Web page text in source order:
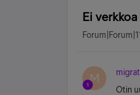
Ei verkkoa
M
Otin